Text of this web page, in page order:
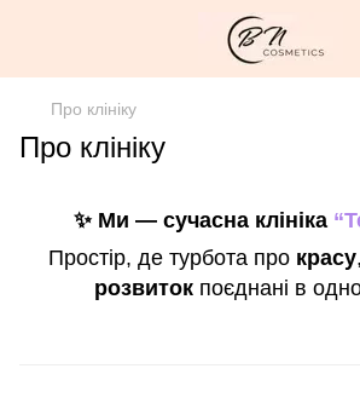
Про клініку
Про клініку
✨ Ми — сучасна клініка
Простір, де турбота про красу,
розвиток поєднані в